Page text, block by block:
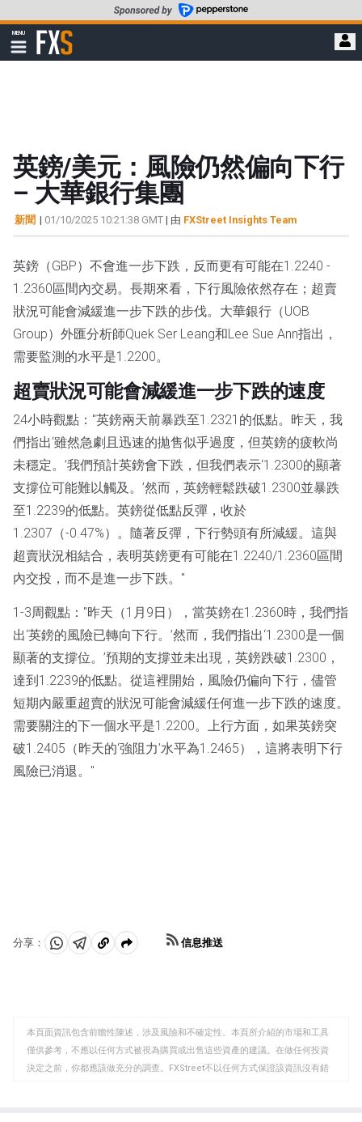
至
要
MENU
顯
示
FXStreet
英鎊/美元：風險仍然偏向下行
– 大華銀行集團
新聞 | 01/10/2025 10:21:38 GMT | 由 FXStreet Insights Team
英鎊（GBP）不會進一步下跌，反而更有可能在1.2240 -
1.2360區間內交易。長期來看，下行風險依然存在；超賣
狀況可能會減緩進一步下跌的步伐。大華銀行（UOB
Group）外匯分析師Quek Ser Leang和Lee Sue Ann指出，
需要監測的水平是1.2200。
超賣狀況可能會減緩進一步下跌的速度
24小時觀點："英鎊兩天前暴跌至1.2321的低點。昨天，我
們指出‘雖然急劇且迅速的拋售似乎過度，但英鎊的疲軟尚
未穩定。’我們預計英鎊會下跌，但我們表示‘1.2300的顯著
支撐位可能難以觸及。’然而，英鎊輕鬆跌破1.2300並暴跌
至1.2239的低點。英鎊從低點反彈，收於
1.2307（-0.47%）。隨著反彈，下行勢頭有所減緩。這與
超賣狀況相結合，表明英鎊更有可能在1.2240/1.2360區間
內交投，而不是進一步下跌。"
1-3周觀點："昨天（1月9日），當英鎊在1.2360時，我們指
出‘英鎊的風險已轉向下行。’然而，我們指出‘1.2300是一個
顯著的支撐位。’預期的支撐並未出現，英鎊跌破1.2300，
達到1.2239的低點。從這裡開始，風險仍偏向下行，儘管
短期內嚴重超賣的狀況可能會減緩任何進一步下跌的速度。
需要關注的下一個水平是1.2200。上行方面，如果英鎊突
破1.2405（昨天的‘強阻力’水平為1.2465），這將表明下行
風險已消退。"
分享：
分 分 複
板
信息推送
本頁面資訊包含前瞻性陳述，涉及風險和不確定性。本頁所介紹的市場和工具
僅供參考，不應以任何方式被視為購買或出售這些資產的建議。在做任何投資
決定之前，你都應該做充分的調查。FXStreet不以任何方式保證該資訊沒有錯